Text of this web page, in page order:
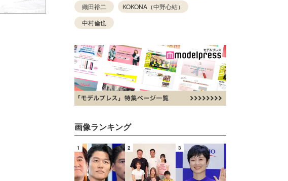
織田裕二
KOKONA（中野心結）
中村倫也
画像ランキング
1 2 3